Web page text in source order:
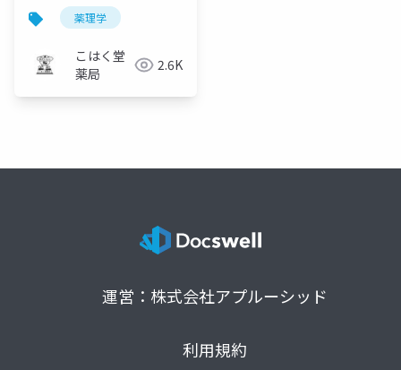
薬理学
こはく堂
薬局
2.6K
運営：株式会社アプルーシッド
利用規約